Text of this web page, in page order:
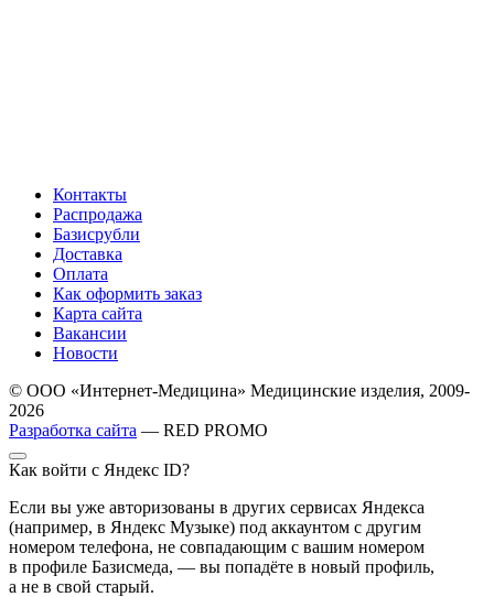
Контакты
Распродажа
Базисрубли
Доставка
Оплата
Как оформить заказ
Карта сайта
Вакансии
Новости
© ООО «Интернет-Медицина» Медицинские изделия, 2009-
2026
Разработка сайта — RED PROMO
Как войти с Яндекс ID?
Если вы уже авторизованы в других сервисах Яндекса
(например, в Яндекс Музыке) под аккаунтом с другим
номером телефона, не совпадающим с вашим номером
в профиле Базисмеда, — вы попадёте в новый профиль,
а не в свой старый.